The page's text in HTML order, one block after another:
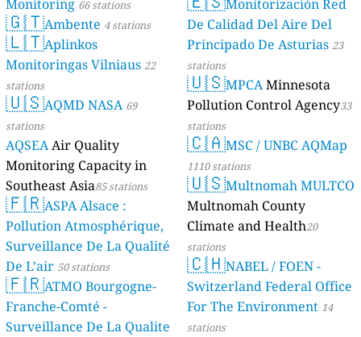
Monitoring 66 stations
🇬🇹Ambente 4 stations
🇱🇹Aplinkos
Monitoringas Vilniaus 22
stations
🇺🇸AQMD NASA 69
stations
AQSEAAir Quality
Monitoring Capacity in
Southeast Asia85 stations
🇫🇷ASPA Alsace :
Pollution Atmosphérique,
Surveillance De La Qualité
De L’air 50 stations
🇫🇷ATMO Bourgogne-
Franche-Comté -
Surveillance De La Qualite
Monitorización Red
De Calidad Del Aire Del
Principado De Asturias 23
stations
🇺🇸MPCAMinnesota
Pollution Control Agency33
stations
🇨🇦MSC / UNBC AQMap
1110 stations
🇺🇸Multnomah MULTCO
Multnomah County
Climate and Health20
stations
🇨🇭NABEL / FOEN -
Switzerland Federal Office
For The Environment 14
stations